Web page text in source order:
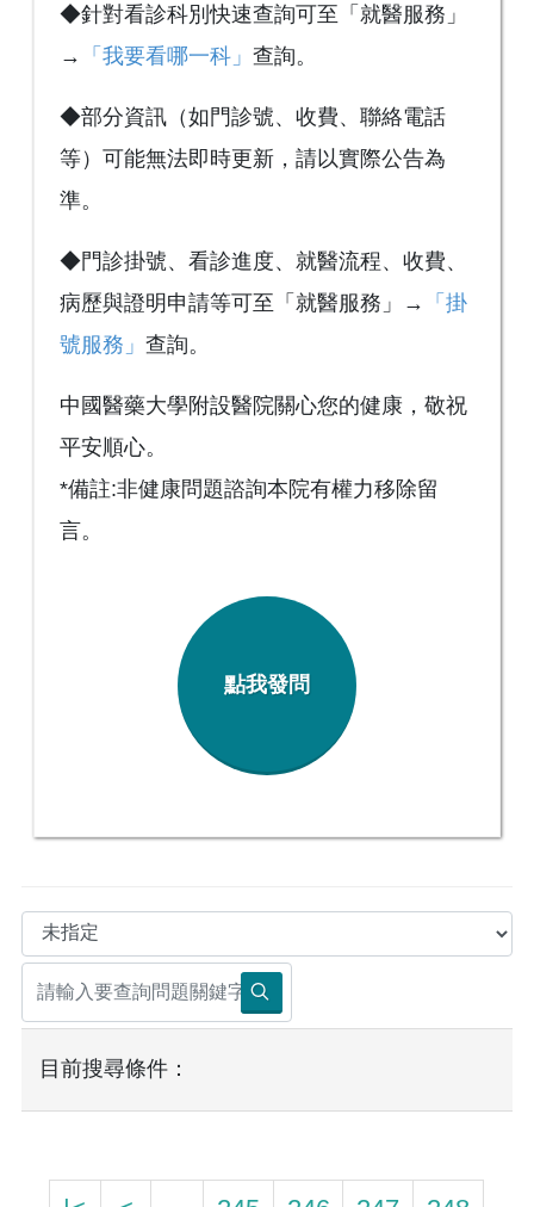
◆針對看診科別快速查詢可至「就醫服務」
→
「我要看哪一科」 查詢。
◆部分資訊（如門診號、收費、聯絡電話
等）可能無法即時更新，請以實際公告為
準。
◆門診掛號、看診進度、就醫流程、收費、
病歷與證明申請等可至「就醫服務」→
「掛
號服務」 查詢。
中國醫藥大學附設醫院關心您的健康，敬祝
平安順心。
*備註:非健康問題諮詢本院有權力移除留
言。
點我發問
目前搜尋條件：